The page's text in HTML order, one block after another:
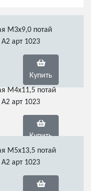
М3х9,0 потай
арт 1023
Купить
М4х11,5 потай
арт 1023
Купить
М5х13,5 потай
арт 1023